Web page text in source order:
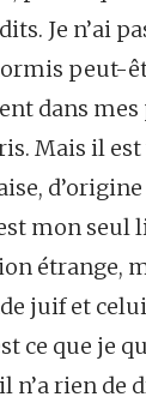
Je n’ai
peut-
dans
Mais il
mon seul
étrange,
juif et
ce que je
n’a rien de